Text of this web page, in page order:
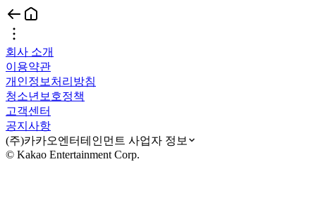
회사 소개
이용약관
개인정보처리방침
청소년보호정책
고객센터
공지사항
(주)카카오엔터테인먼트 사업자 정보
© Kakao Entertainment Corp.